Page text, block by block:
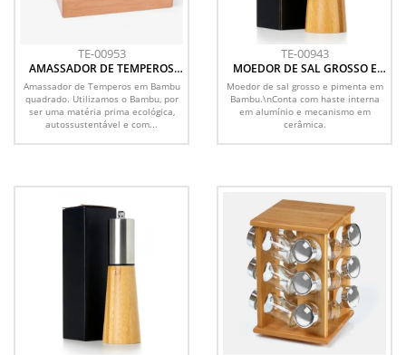
TE-00953
AMASSADOR DE TEMPEROS
EM BAMBU QUADRADO
Amassador de Temperos em Bambu
quadrado. Utilizamos o Bambu, por
ser uma matéria prima ecológica,
autossustentável e com...
TE-00943
MOEDOR DE SAL GROSSO E
PIMENTA EM BAMBU
Moedor de sal grosso e pimenta em
Bambu.\nConta com haste interna
em alumínio e mecanismo em
cerâmica.